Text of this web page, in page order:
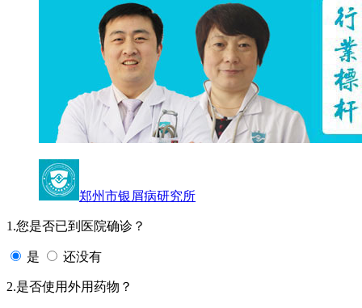
郑州市银屑病研究所
1.您是否已到医院确诊？
是 还没有
2.是否使用外用药物？